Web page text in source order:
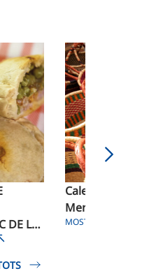
LES
Calendari de
Mercats 2026
MOSTRA'N ELS